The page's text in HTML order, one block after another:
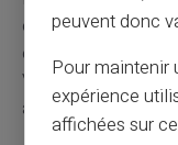
exacte dans les
effectivement
Veritas vous
attendant la
peuvent donc
Pour maintenir
expérience
affichées sur